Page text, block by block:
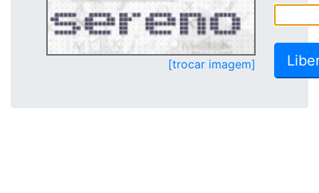
[trocar imagem]